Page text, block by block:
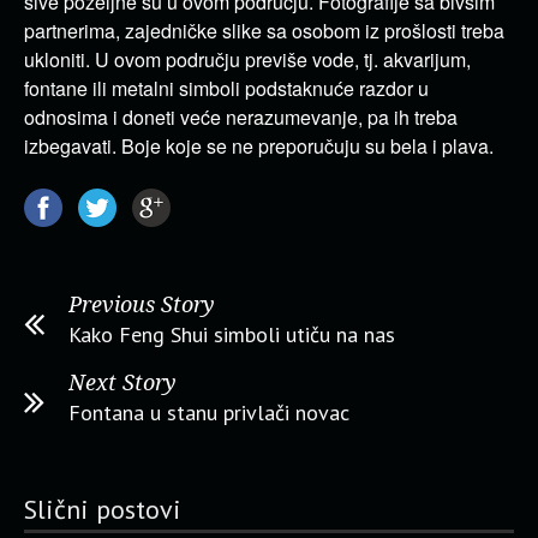
partnerima, zajedničke slike sa osobom iz prošlosti treba
ukloniti. U ovom području previše vode, tj. akvarijum,
fontane ili metalni simboli podstaknuće razdor u
odnosima i doneti veće nerazumevanje, pa ih treba
izbegavati. Boje koje se ne preporučuju su bela i plava.
Previous Story
Kako Feng Shui simboli utiču na nas
Next Story
Fontana u stanu privlači novac
Slični postovi